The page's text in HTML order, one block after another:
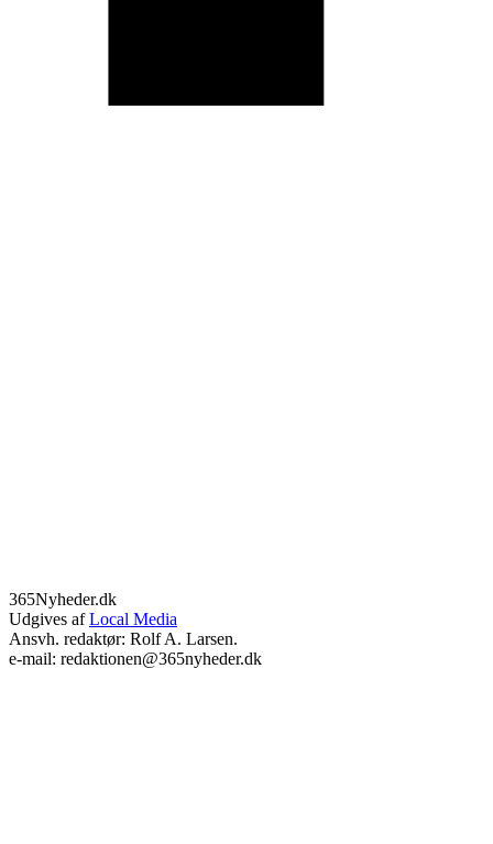
365Nyheder.dk
Udgives afLocal Media
Ansvh. redaktør: Rolf A. Larsen.
e-mail: redaktionen@365nyheder.dk